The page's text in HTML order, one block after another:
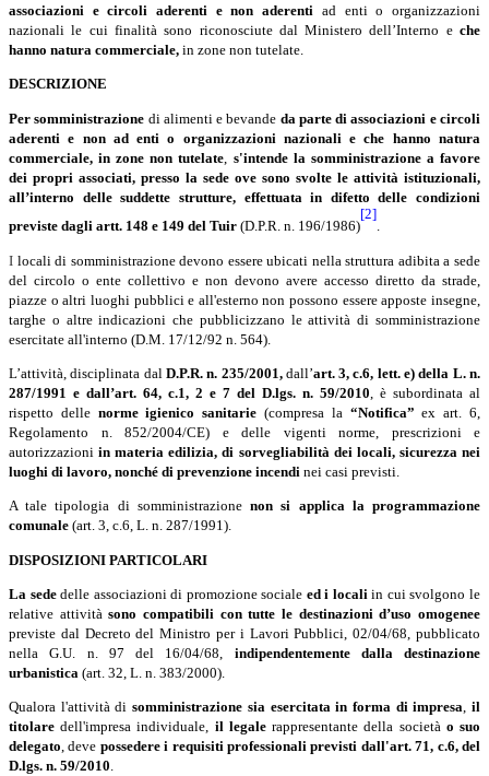
associazioni e circoli aderenti e non aderenti ad enti o organizzazioni
nazionali le cui finalità sono riconosciute dal Ministero dell’Interno e che
hanno natura commerciale, in zone non tutelate.
DESCRIZIONE
Per somministrazione di alimenti e bevande da parte di associazioni e circoli
aderenti e non ad enti o organizzazioni nazionali e che hanno natura
commerciale, in zone non tutelate s'intende la somministrazione a favore
dei propri associati, presso la sede ove sono svolte le attività istituzionali,
all’interno delle suddette strutture, effettuata in difetto delle condizioni
previste dagli artt. 148 e 149 del Tuir (D.P.R. n. 196/1986)
[2]
.
I locali di somministrazione devono essere ubicati nella struttura adibita a sede
del circolo o ente collettivo e non devono avere accesso diretto da strade,
piazze o altri luoghi pubblici e all'esterno non possono essere apposte insegne,
targhe o altre indicazioni che pubblicizzano le attività di somministrazione
esercitate all'interno (D.M. 17/12/92 n. 564).
L’attività, disciplinata dal D.P.R. n. 235/2001,dall’art. 3, c.6, lett. e) della L. n.
287/1991 e dall’art. 64, c.1, 2 e 7 del D.lgs. n. 59/2010, è subordinata al
rispetto delle norme igienico sanitarie (compresa la “Notifica” ex art. 6,
Regolamento n. 852/2004/CE) e delle vigenti norme, prescrizioni e
autorizzazioniin materia edilizia, di sorvegliabilità dei locali, sicurezza nei
luoghi di lavoro, nonché di prevenzione incendi nei casi previsti.
A tale tipologia di somministrazionenon si applica la programmazione
comunale (art. 3, c.6, L. n. 287/1991).
DISPOSIZIONI PARTICOLARI
La sededelle associazioni di promozione sociale ed i localiin cui svolgono le
relative attivitàsono compatibili con tutte le destinazioni d’uso omogenee
previste dal Decreto del Ministro per i Lavori Pubblici, 02/04/68, pubblicato
nella G.U. n. 97 del 16/04/68, indipendentemente dalla destinazione
urbanistica (art. 32, L. n. 383/2000).
Qualora l'attività disomministrazione sia esercitata in forma di impresa,il
titolare dell'impresa individuale, il legalerappresentante della società o suo
delegato, deve possedere i requisiti professionali previsti dall'art. 71, c.6, del
D.lgs. n. 59/2010.